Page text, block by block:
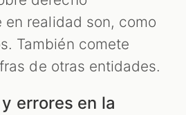
en realidad son, como
También comete
de otras entidades.
errores en la